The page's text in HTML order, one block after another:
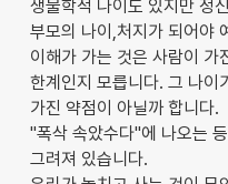
생물학적 나이도 있지만 정
부모의 나이,처지가 되어야
이해가 가는 것은 사람이 가
한계인지 모릅니다. 그 나이
가진 약점이 아닐까 합니다.
"폭삭 속았수다"에 나오는
그려져 있습니다.